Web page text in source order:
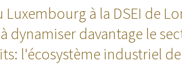
à la DSEI de
davantage le
l'écosystème industriel